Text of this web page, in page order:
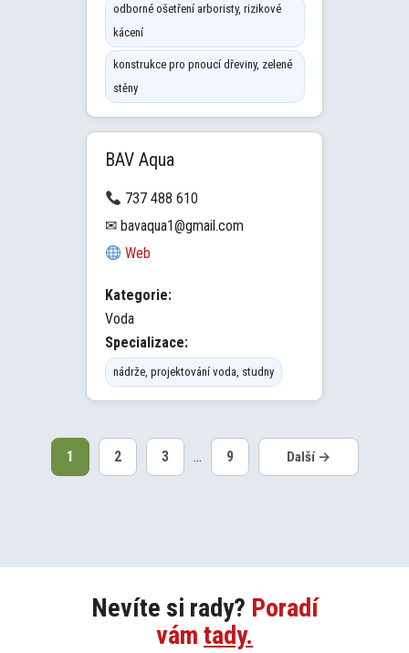
odborné ošetření arboristy, rizikové
kácení
konstrukce pro pnoucí dřeviny, zelené
stěny
BAV Aqua
737 488 610
✉ bavaqua1@gmail.com
Web
Kategorie:
Voda
Specializace:
nádrže, projektování voda, studny
1 2 3 … 9
Nevíte si rady? Poradí
vám tady.